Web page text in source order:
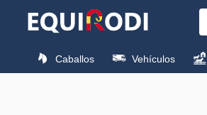
Caballos Vehículos